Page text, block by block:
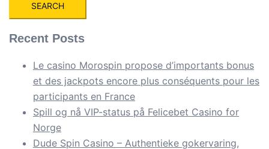
Recent Posts
Le casino Morospin propose d’importants bonus
et des jackpots encore plus conséquents pour les
participants en France
Spill og nå VIP-status på Felicebet Casino for
Norge
Dude Spin Casino – Authentieke gokervaring,